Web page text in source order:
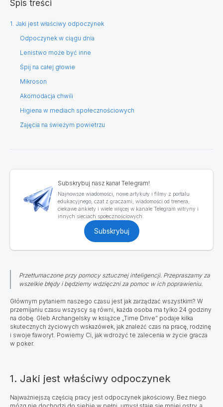
Spis treści
1. Jaki jest właściwy odpoczynek
Odpoczynek w ciągu dnia
Lenistwo może być inne
Śpij na całej głowie
Mikroson
Akomodacja chwili
Higiena w mediach społecznościowych
Zajęcia na świeżym powietrzu
Subskrybuj nasz kanał Telegram!
Najnowsze wiadomości, nowe artykuły i filmy z portalu
edukacyjnego, czat z graczami, wiadomości od trenera,
ciekawe ankiety i wiele więcej w kanale Telegram witryny i
innych sieciach społecznościowych.
Subskrybuj
Przetłumaczone przy pomocy sztucznej inteligencji. Przepraszamy za
wszelkie błędy i będziemy wdzięczni za pomoc w ich poprawieniu.
Głównym pytaniem naszego czasu jest jak zarządzać wszystkim? W
przemijaniu czasu wszyscy są równi, każda osoba ma tylko 24 godziny
na dobę. Gleb Archangelsky w książce „Time Drive” podaje kilka
skutecznych życiowych wskazówek, jak znaleźć czas na pracę, rodzinę
i swoje faworyt. Powiemy Ci, jak wdrożyć te zalecenia w życie gracza
w poker.
1. Jaki jest właściwy odpoczynek
Najważniejszą częścią pracy jest odpoczynek jakościowy. Bez niego